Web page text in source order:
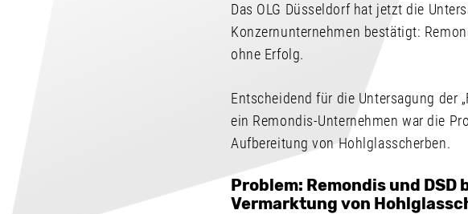
Das OLG Düsseldorf hat jetzt die
Konzernunternehmen bestätigt:
ohne Erfolg.
Entscheidend für die Untersagung der
ein Remondis-Unternehmen war die
Aufbereitung von Hohlglasscherben.
Problem: Remondis und
Vermarktung von